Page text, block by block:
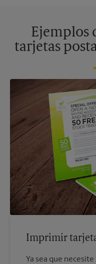
Ejemplos
tarjetas
Imprimir
Ya sea que